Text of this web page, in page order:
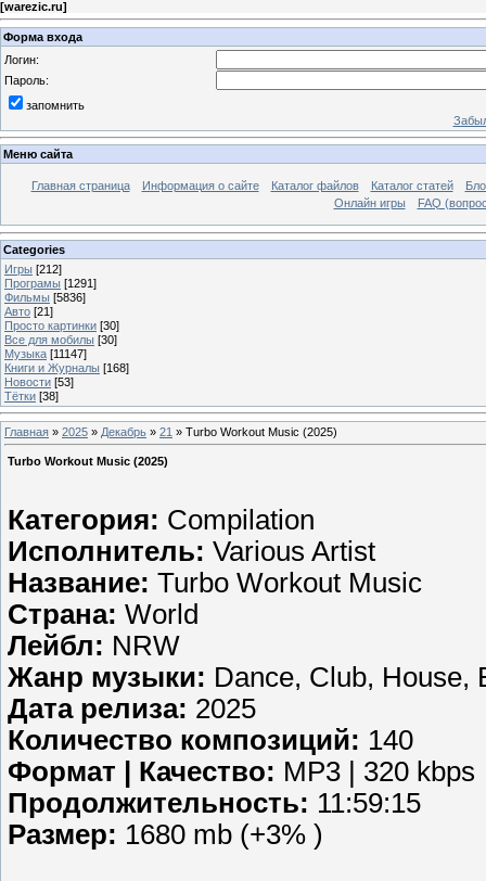
[warezic.ru]
Форма входа
Логин:
Пароль:
запомнить
Меню сайта
Главная страница Информация о сайте Каталог файлов Каталог статей
Онлайн игры
FAQ
Categories
Игры [212]
Програмы [1291]
Фильмы [5836]
Авто [21]
Просто картинки [30]
Все для мобилы [30]
Музыка [11147]
Книги и Журналы [168]
Новости [53]
Тётки [38]
Главная » 2025 » Декабрь » 21 » Turbo Workout Music (2025)
Turbo Workout Music (2025)
Категория: Compilation
Исполнитель: Various Artist
Название: Turbo Workout Music
Страна: World
Лейбл: NRW
Жанр музыки: Dance, Club, House,
Дата релиза: 2025
Количество композиций: 140
Формат | Качество: MP3 | 320 kbps
Продолжительность: 11:59:15
Размер: 1680 mb (+3% )